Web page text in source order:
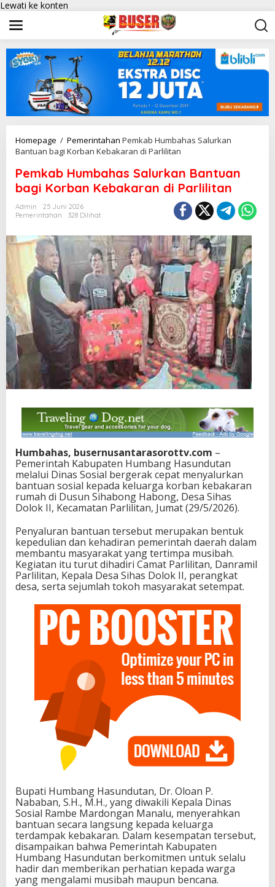
Lewati ke konten
Homepage / Pemerintahan Pemkab Humbahas Salurkan
Bantuan bagi Korban Kebakaran di Parlilitan
Pemkab Humbahas Salurkan Bantuan
bagi Korban Kebakaran di Parlilitan
Admin
25 Juni 2026
Pemerintahan
328 Dilihat
Humbahas, busernusantarasorottv.com –
Pemerintah Kabupaten Humbang Hasundutan
melalui Dinas Sosial bergerak cepat menyalurkan
bantuan sosial kepada keluarga korban kebakaran
rumah di Dusun Sihabong Habong, Desa Sihas
Dolok II, Kecamatan Parlilitan, Jumat (29/5/2026).
Penyaluran bantuan tersebut merupakan bentuk
kepedulian dan kehadiran pemerintah daerah dalam
membantu masyarakat yang tertimpa musibah.
Kegiatan itu turut dihadiri Camat Parlilitan, Danramil
Parlilitan, Kepala Desa Sihas Dolok II, perangkat
desa, serta sejumlah tokoh masyarakat setempat.
Bupati Humbang Hasundutan, Dr. Oloan P.
Nababan, S.H., M.H., yang diwakili Kepala Dinas
Sosial Rambe Mardongan Manalu, menyerahkan
bantuan secara langsung kepada keluarga
terdampak kebakaran. Dalam kesempatan tersebut,
disampaikan bahwa Pemerintah Kabupaten
Humbang Hasundutan berkomitmen untuk selalu
hadir dan memberikan perhatian kepada warga
yang mengalami musibah maupun bencana.